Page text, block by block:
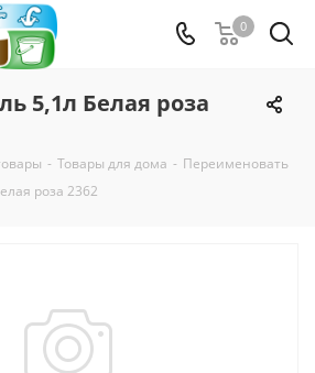
0
5,1л Белая роза
- Товары для дома - Переименовать
роза 2362